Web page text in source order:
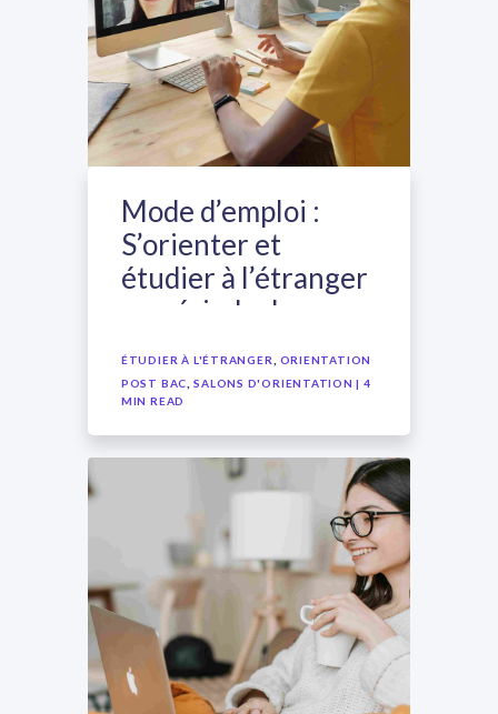
Mode d’emploi :
S’orienter et
étudier à l’étranger
en période de
ÉTUDIER À L'ÉTRANGER, ORIENTATION
POST BAC,SALONS D'ORIENTATION | 4
MIN READ